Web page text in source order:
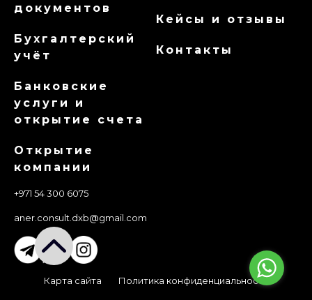
документов
Бухгалтерский
учёт
Банковские
услуги и
открытие счета
Открытие
компании
Кейсы и отзывы
Контакты
+971 54 300 6075
aner.consult.dxb@gmail.com
Карта сайта Политика конфиденциальности